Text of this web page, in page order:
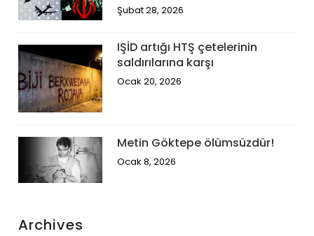
Şubat 28, 2026
IŞİD artığı HTŞ çetelerinin
saldırılarına karşı
Ocak 20, 2026
Metin Göktepe ölümsüzdür!
Ocak 8, 2026
Archives